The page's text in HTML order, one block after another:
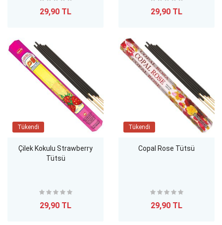
29,90 TL 29,90 TL
Tükendi
Çilek Kokulu Strawberry
Tütsü
29,90 TL
Tükendi
Copal Rose Tütsü
29,90 TL